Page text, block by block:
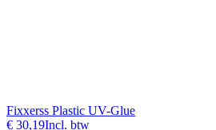
Fixxerss Plastic UV-Glue
€ 30,19Incl. btw